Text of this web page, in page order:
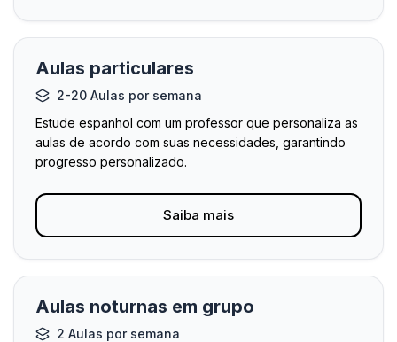
Aulas particulares
2-20 Aulas por semana
Estude espanhol com um professor que personaliza as
aulas de acordo com suas necessidades, garantindo
progresso personalizado.
Saiba mais
Aulas noturnas em grupo
2 Aulas por semana